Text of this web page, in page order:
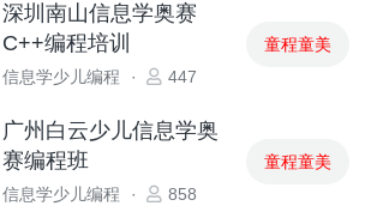
深圳南山信息学奥赛
C++编程培训
信息学少儿编程 · 447
童程童美
广州白云少儿信息学奥
赛编程班
信息学少儿编程 · 858
童程童美